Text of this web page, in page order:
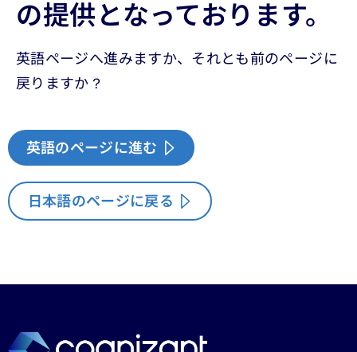
の提供となっております。
英語ページへ進みますか、それとも前のページに
戻りますか？
英語のページに進む
日本語のページに戻る